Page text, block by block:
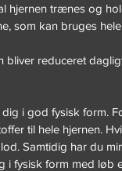
hjernen trænes og
som kan bruges hele
bliver reduceret
i god fysisk form.
til hele hjernen.
Samtidig har du
i fysisk form med løb